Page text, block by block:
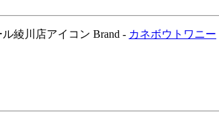
Brand - カネボウ トワニー